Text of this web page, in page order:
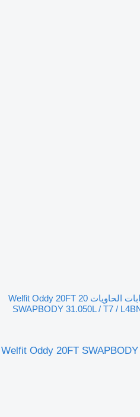
دبابات الحاويات 20 Welfit Oddy 20FT
SWAPBODY 31.050L / T7 /
Welfit Oddy 20FT